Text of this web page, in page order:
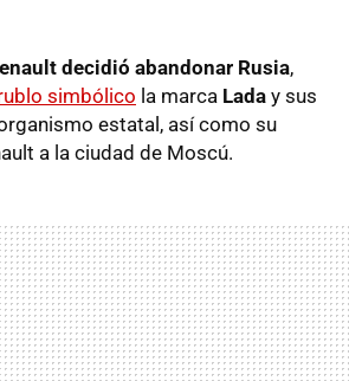
decidió abandonar Rusia,
simbólico la marca Lada y sus
estatal, así como su
a la ciudad de Moscú.